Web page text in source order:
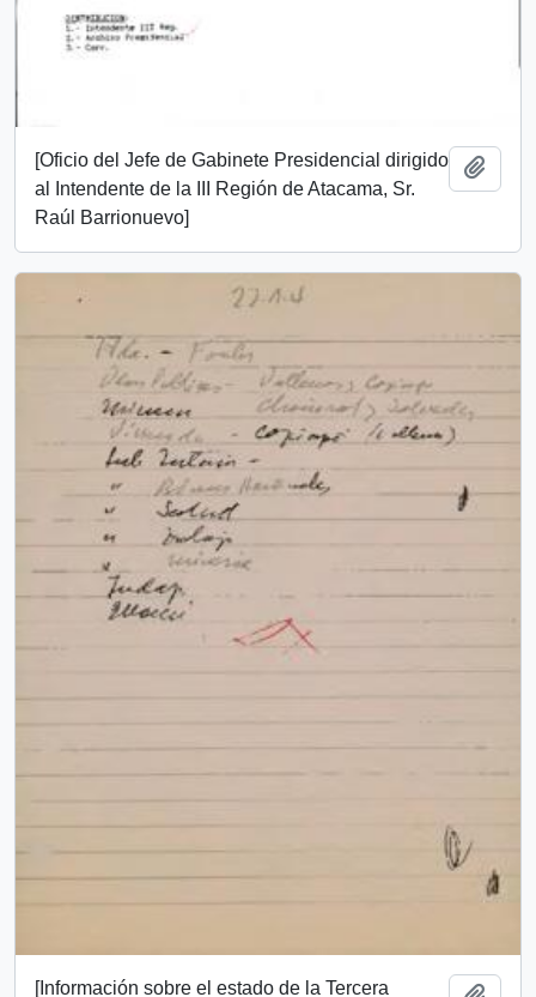
[Oficio del Jefe de Gabinete Presidencial dirigido
al Intendente de la III Región de Atacama, Sr.
Raúl Barrionuevo]
[Información sobre el estado de la Tercera